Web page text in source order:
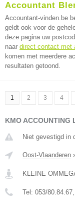
Accountant
Accountant-vinden.be
geldt ook voor de
deze pagina uw
naar direct contact met
komen met meerdere
resultaten getoond.
1 2 3 4
KMO ACCOUNTING
Niet gevestigd in
Oost-Vlaanderen
KLEINE
Tel: 053/80.84.67